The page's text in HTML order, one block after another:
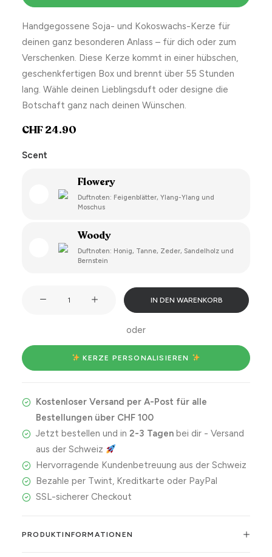
Handgegossene Soja- und Kokoswachs-Kerze für
deinen ganz besonderen Anlass – für dich oder zum
Verschenken. Diese Kerze kommt in einer hübschen,
geschenkfertigen Box und brennt über 55 Stunden
lang. Wähle deinen Lieblingsduft oder designe die
Botschaft ganz nach deinen Wünschen.
CHF24.90
Scent
Flowery
Duftnoten: Feigenblätter, Ylang-Ylang und
Moschus
Woody
Duftnoten: Honig, Tanne, Zeder, Sandelholz und
Bernstein
ein
Blumenstrauss
IN DEN WARENKORB
oder
KERZE PERSONALISIEREN
Kostenloser Versand per A-Post für alle
Bestellungen über CHF 100
Jetzt bestellen und in 2-3 Tagenbei dir - Versand
aus der Schweiz
Hervorragende Kundenbetreuung aus der Schweiz
Bezahle per Twint, Kreditkarte oder PayPal
SSL-sicherer Checkout
PRODUKTINFORMATIONEN